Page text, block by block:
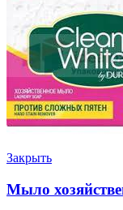
Закрыть
Мыло